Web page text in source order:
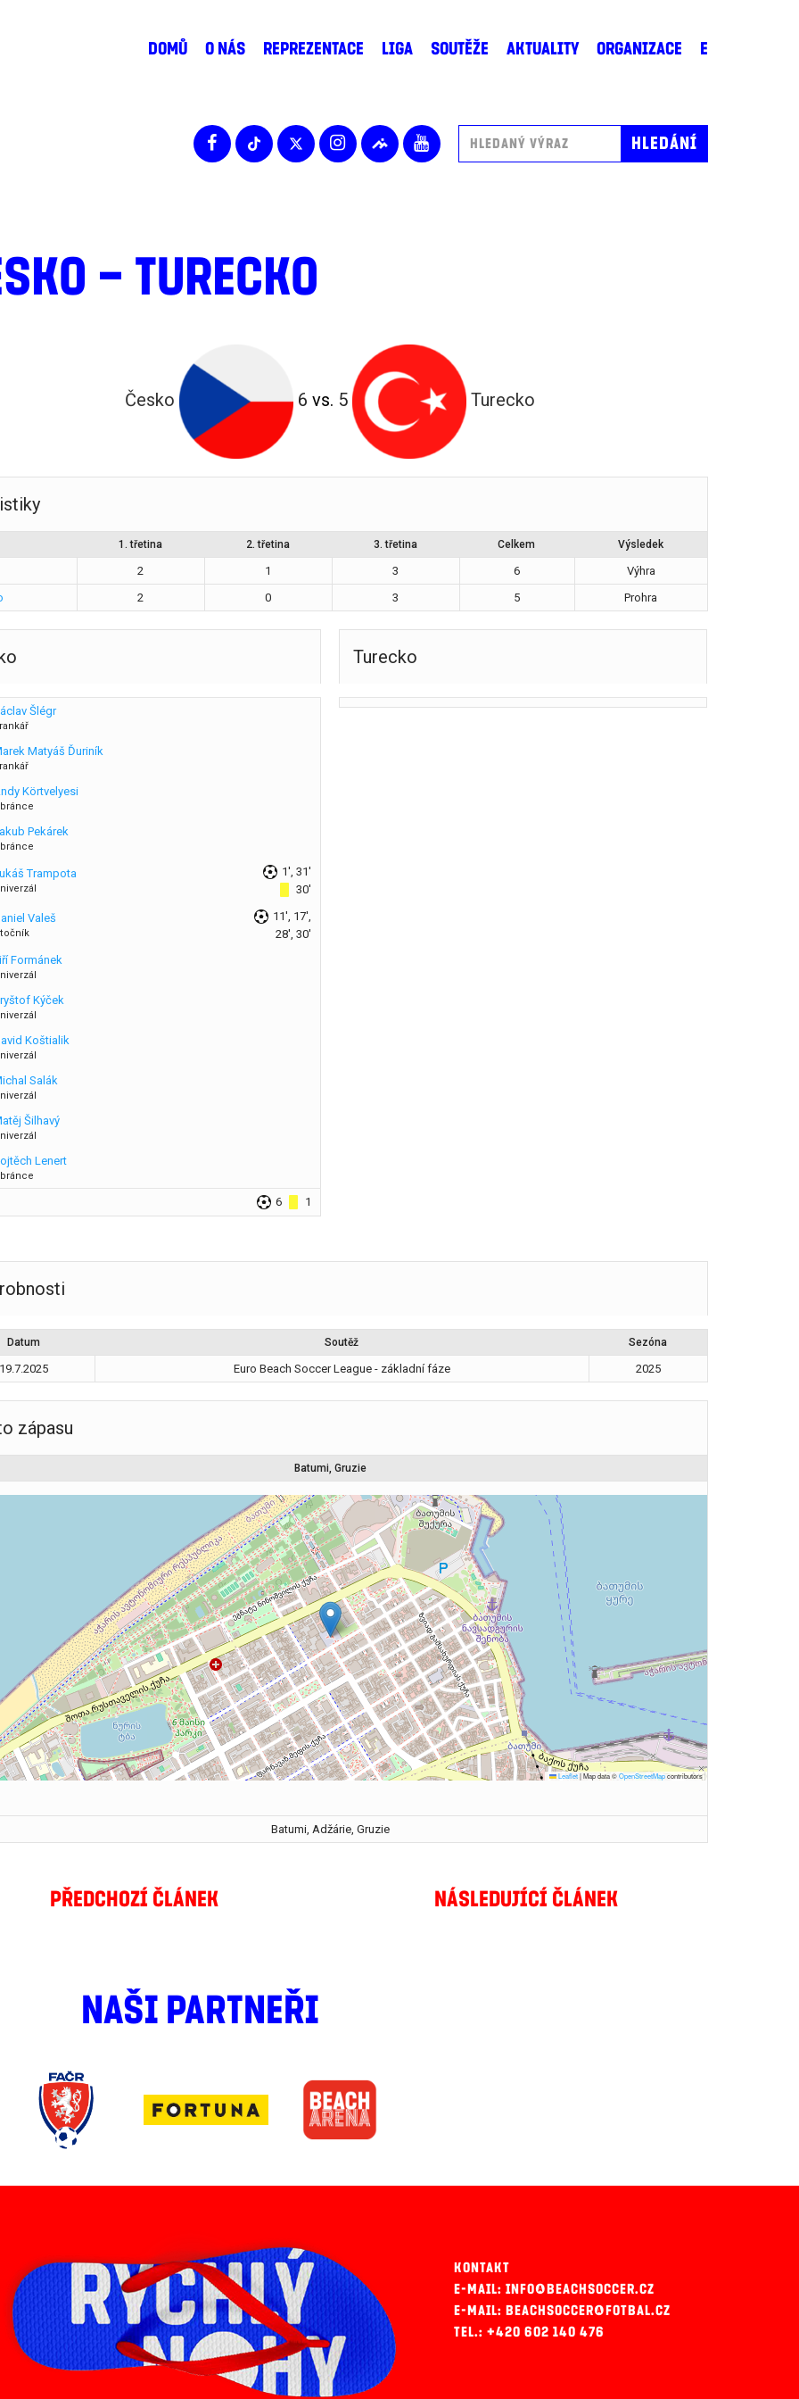
DOMŮ O NÁS REPREZENTACE LIGA SOUTĚŽE AKTUALITY ORGANIZACE E
– TURECKO
Česko 6 vs. 5 Turecko
1. třetina 2. třetina 3. třetina Celkem Výsledek
2 1 3 6
Výhra
2 0 3 5 Prohra
Šlégr
Matyáš Ďuriník
Körtvelyesi
Pekárek
Trampota
1', 31'
30'
Valeš
11', 17',
28', 30'
Formánek
Kýček
Koštialik
Salák
Šilhavý
Lenert
6 1
Turecko
Datum Soutěž Sezóna
19.7.2025 Euro Beach Soccer League - základní fáze 2025
zápasu
Batumi, Gruzie
Leaflet |Map data ©OpenStreetMapcontributors
Batumi, Adžárie, Gruzie
PŘEDCHOZÍ ČLÁNEK NÁSLEDUJÍCÍ ČLÁNEK
NAŠI PARTNEŘI
KONTAKT
E-MAIL: INFO@BEACHSOCCER.CZ
E-MAIL: BEACHSOCCER@FOTBAL.CZ
TEL.: +420 602 140 476